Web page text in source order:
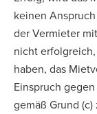
keinen
der Vermieter
nicht
haben, das
Einspruch
gemäß Grund